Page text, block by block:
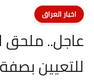
اخبار العراق
عاجل.. ملحق
للتعيين